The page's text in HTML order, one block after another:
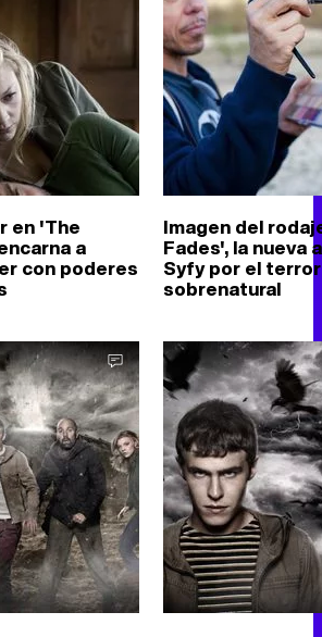
en 'The
a
con poderes
Imagen del
Fades', la nueva
Syfy por el terror
sobrenatural